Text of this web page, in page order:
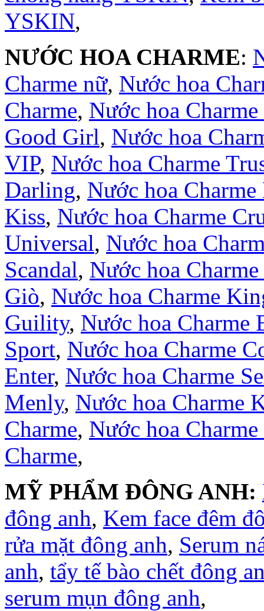
YSKIN,
NƯỚC HOA CHARME:
Charme nữ, Nước hoa
Charme, Nước hoa Charme
Good Girl, Nước hoa
VIP, Nước hoa Charme
Darling, Nước hoa
Kiss, Nước hoa Charme
Universal, Nước hoa
Scandal, Nước hoa
Giò, Nước hoa Charme
Guility, Nước hoa Charme
Sport, Nước hoa Charme
Enter, Nước hoa Charme
Menly, Nước hoa Charme
Charme, Nước hoa
Charme,
MỸ PHẨM ĐÔNG ANH:
đông anh, Kem face đêm
rửa mặt đông anh, Serum
anh, tẩy tế bào chết đông
serum mụn đông anh,